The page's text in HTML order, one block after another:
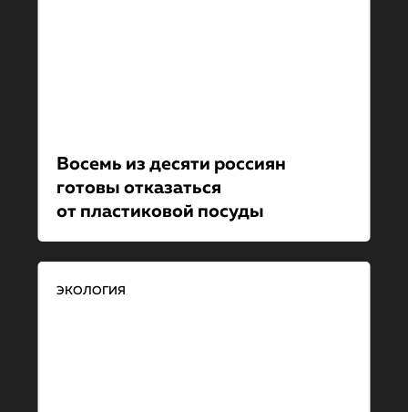
Восемь из десяти россиян
готовы отказаться
от пластиковой посуды
ЭКОЛОГИЯ